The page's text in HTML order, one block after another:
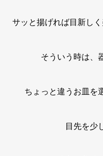
サッと揚げれば目新し
そういう時は、
ちょっと違うお皿を
目先を少